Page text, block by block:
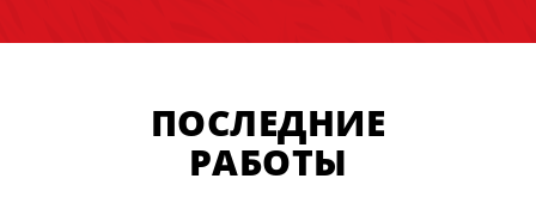
ПОСЛЕДНИЕ
РАБОТЫ